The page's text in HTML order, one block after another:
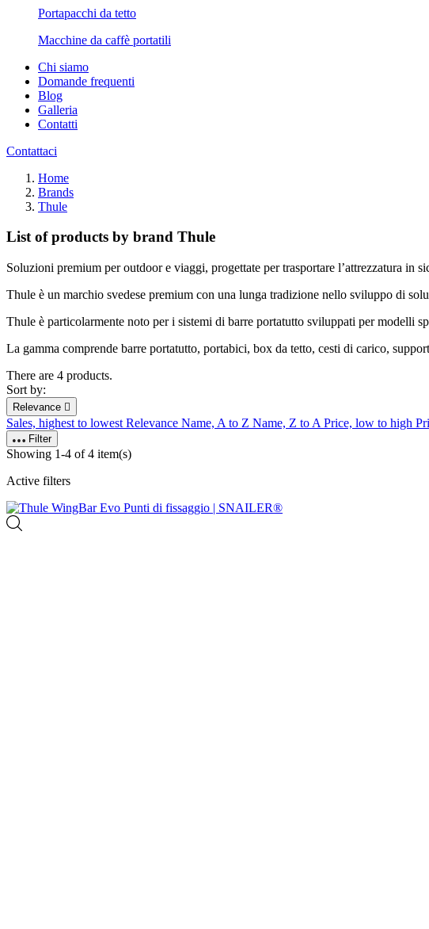
Portapacchi da tetto
Macchine da caffè portatili
Chi siamo
Domande frequenti
Blog
Galleria
Contatti
Contattaci
Home
Brands
Thule
List of products by brand Thule
Soluzioni premium per outdoor e viaggi, progettate per trasportare l’attrezzatura in
Thule è un marchio svedese premium con una lunga tradizione nello sviluppo di
Thule è particolarmente noto per i sistemi di barre portatutto sviluppati per modelli
La gamma comprende barre portatutto, portabici, box da tetto, cesti di carico,
There are 4 products.
Sort by:
Relevance 
Sales, highest to lowest Relevance Name, A to Z Name, Z to A Price, low to high
Filter
Showing 1-4 of 4 item(s)
Active filters